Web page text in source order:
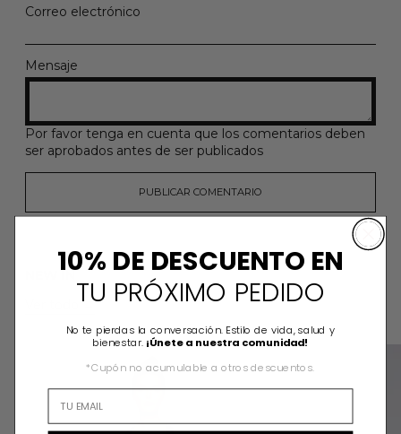
Correo electrónico
Mensaje
Por favor tenga en cuenta que los comentarios deben
ser aprobados antes de ser publicados
10% DE DESCUENTO EN
TU PRÓXIMO PEDIDO
No te pierdas la conversación. Estilo de vida, salud y
bienestar. ¡Únete a nuestra comunidad!
*Cupón no acumulable a otros descuentos.